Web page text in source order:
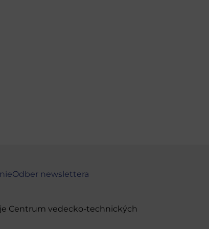
Odber newslettera
Centrum vedecko-technických